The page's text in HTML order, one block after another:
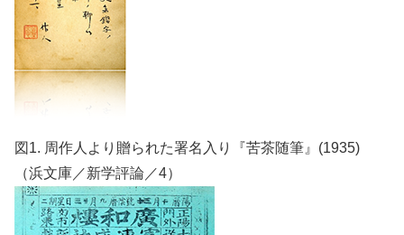
図1. 周作人より贈られた署名入り『苦茶随筆』(1935)
（浜文庫／新学評論／4）